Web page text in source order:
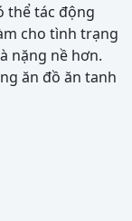
thể tác động
cho tình trạng
nặng nề hơn.
ăn đồ ăn tanh